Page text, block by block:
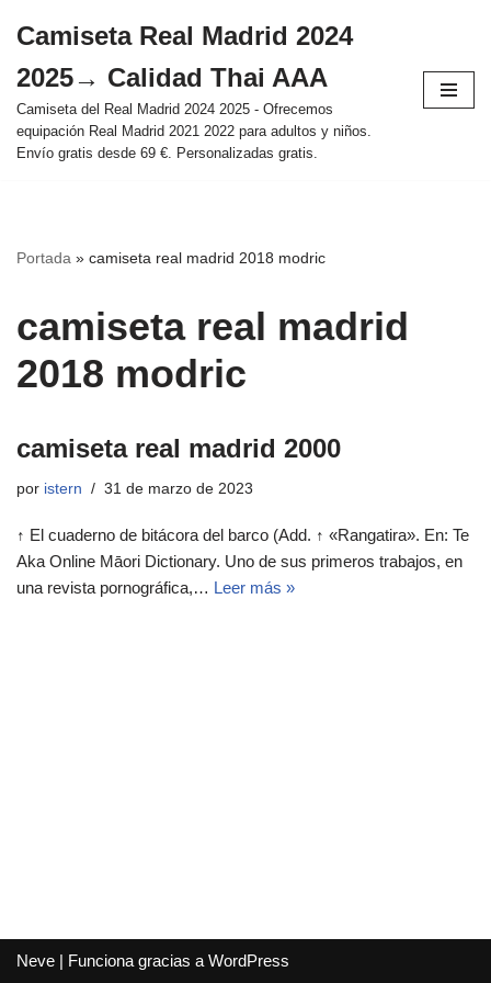
al
contenido
Camiseta Real Madrid 2024
2025→ Calidad Thai AAA
Camiseta del Real Madrid 2024 2025 - Ofrecemos
equipación Real Madrid 2021 2022 para adultos y niños.
Envío gratis desde 69 €. Personalizadas gratis.
Portada » camiseta real madrid 2018 modric
camiseta real madrid
2018 modric
camiseta real madrid 2000
por istern 31 de marzo de 2023
↑ El cuaderno de bitácora del barco (Add. ↑ «Rangatira». En: Te
Aka Online Māori Dictionary. Uno de sus primeros trabajos, en
una revista pornográfica,… Leer más »
Neve | Funciona gracias a WordPress